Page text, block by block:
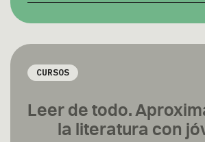
CURSOS
Leer de todo.
la literatura con